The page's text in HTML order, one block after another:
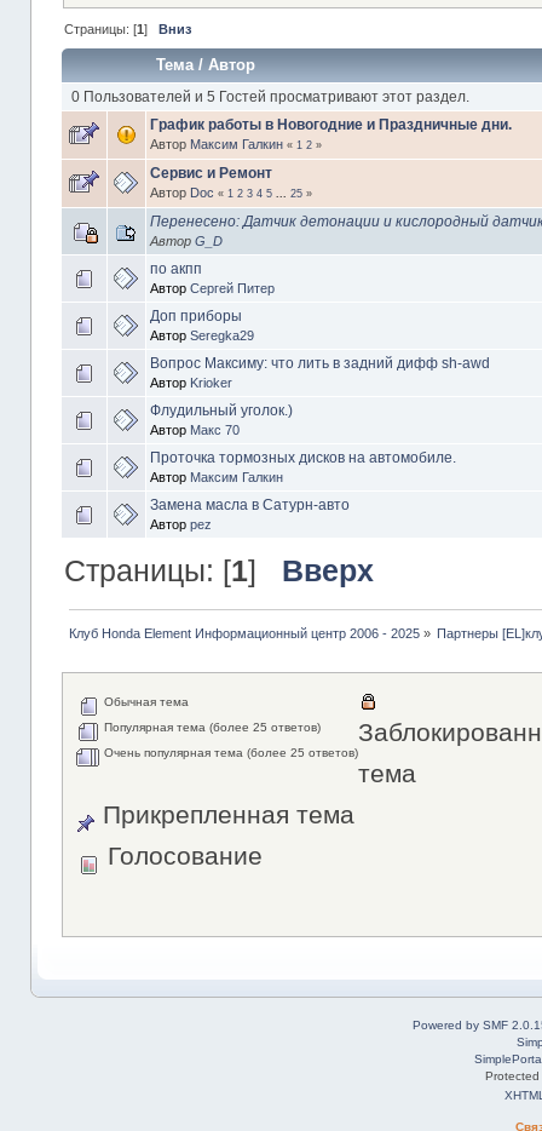
Страницы: [1] Вниз
Тема/ Автор
0 Пользователей и 5 Гостей просматривают этот раздел.
График работы в Новогодние и Праздничные дни.
Автор Максим Галкин « 1 2»
Сервис и Ремонт
Автор Doc « 1 2 3 4 5 25»
Перенесено: Датчик детонации и кислородный
Автор G_D
по акпп
Автор Сергей Питер
Доп приборы
Автор Seregka29
Вопрос Максиму: что лить в задний дифф sh-awd
Автор Krioker
Флудильный уголок.)
Автор Макс 70
Проточка тормозных дисков на автомобиле.
Автор Максим Галкин
Замена масла в Сатурн-авто
Автор pez
Страницы: [1] Вверх
Клуб Honda Element Информационный центр 2006 - 2025» Партнеры
Обычная тема
Популярная тема (более 25 ответов)
Очень популярная тема (более 25 ответов)
тема
Прикрепленная тема
Голосование
Powered by SMF